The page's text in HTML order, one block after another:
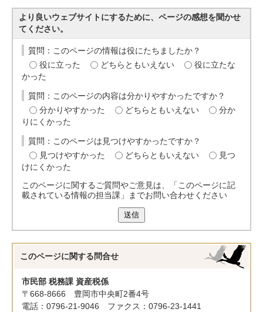
より良いウェブサイトにするために、ページの感想を聞かせ
てください。
質問：このページの情報は役にたちましたか？
役に立った
どちらともいえない
役に立たな
かった
質問：このページの内容は分かりやすかったですか？
分かりやすかった
どちらともいえない
分か
りにくかった
質問：このページは見つけやすかったですか？
見つけやすかった
どちらともいえない
見つ
けにくかった
このページに関するご質問やご意見は、「このページに記
載されている情報の担当課」までお問い合わせください
送信
このページに関する 問合せ
市民部 税務課 資産税係
〒668-8666 豊岡市中央町2番4号
電話：0796-21-9046 ファクス：0796-23-1441